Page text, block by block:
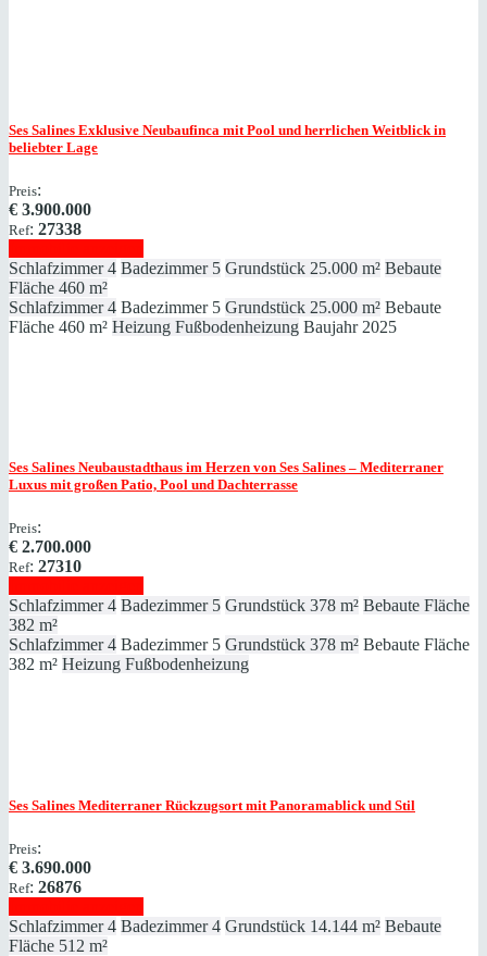
Ses Salines Exklusive Neubaufinca mit Pool und herrlichen Weitblick in
beliebter Lage
Preis:
€ 3.900.000
Ref: 27338
Schlafzimmer 4 Badezimmer 5 Grundstück 25.000 m² Bebaute
Fläche 460 m²
Schlafzimmer 4 Badezimmer 5 Grundstück 25.000 m² Bebaute
Fläche 460 m² Heizung Fußbodenheizung Baujahr 2025
Ses Salines Neubaustadthaus im Herzen von Ses Salines – Mediterraner
Luxus mit großen Patio, Pool und Dachterrasse
Preis:
€ 2.700.000
Ref: 27310
Schlafzimmer 4 Badezimmer 5 Grundstück 378 m² Bebaute Fläche
382 m²
Schlafzimmer 4 Badezimmer 5 Grundstück 378 m² Bebaute Fläche
382 m² Heizung Fußbodenheizung
Ses Salines Mediterraner Rückzugsort mit Panoramablick und Stil
Preis:
€ 3.690.000
Ref: 26876
Schlafzimmer 4 Badezimmer 4 Grundstück 14.144 m² Bebaute
Fläche 512 m²